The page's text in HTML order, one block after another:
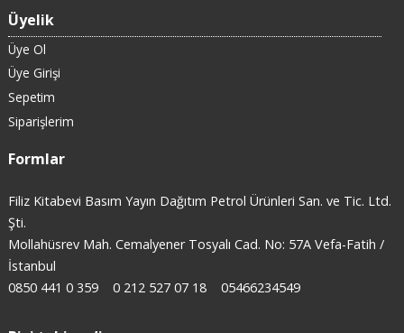
Üyelik
Üye Ol
Üye Girişi
Sepetim
Siparişlerim
Formlar
Filiz Kitabevi Basım Yayın Dağıtım Petrol Ürünleri San. ve Tic. Ltd.
Şti.
Mollahüsrev Mah. Cemalyener Tosyalı Cad. No: 57A Vefa-Fatih /
İstanbul
0850 441 0 359
0 212 527 07 18 05466234549